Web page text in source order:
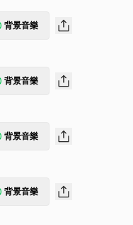
背景音樂
背景音樂
背景音樂
背景音樂